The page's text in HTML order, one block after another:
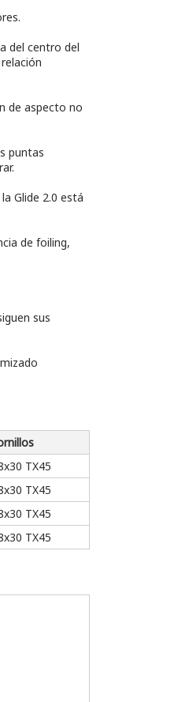
del centro del
de aspecto no
puntas
Glide 2.0 está
de foiling,
sus
TX45
TX45
TX45
TX45